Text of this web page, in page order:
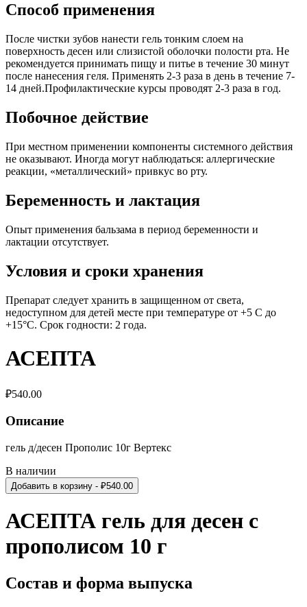
Способ применения
После чистки зубов нанести гель тонким слоем на
поверхность десен или слизистой оболочки полости рта. Не
рекомендуется принимать пищу и питье в течение 30 минут
после нанесения геля. Применять 2-3 раза в день в течение 7-
14 дней.Профилактические курсы проводят 2-3 раза в год.
Побочное действие
При местном применении компоненты системного действия
не оказывают. Иногда могут наблюдаться: аллергические
реакции, «металлический» привкус во рту.
Беременность и лактация
Опыт применения бальзама в период беременности и
лактации отсутствует.
Условия и сроки хранения
Препарат следует хранить в защищенном от света,
недоступном для детей месте при температуре от +5 С до
+15°C. Срок годности: 2 года.
АСЕПТА
₽540.00
Описание
гель д/десен Прополис 10г Вертекс
В наличии
Добавить в корзину - ₽540.00
АСЕПТА гель для десен с
прополисом 10 г
Состав и форма выпуска